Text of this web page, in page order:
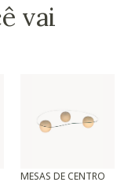
vai
MESAS DE CENTRO